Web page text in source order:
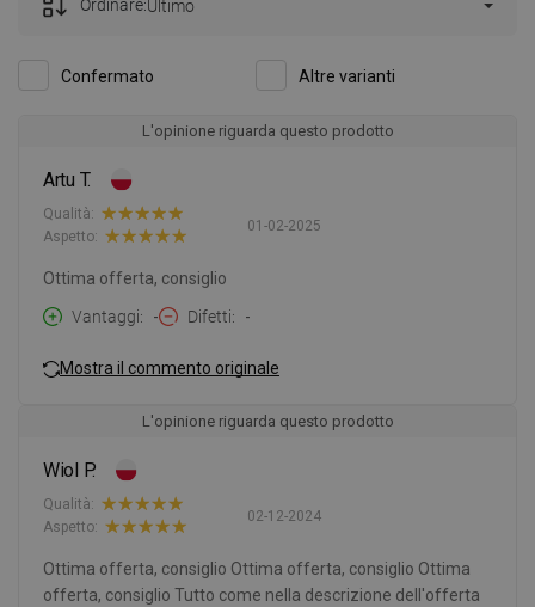
Confermato Altre varianti
Ordinare:Ultimo
L'opinione riguarda questo prodotto
Artu T.
01-02-2025
Qualità:
Aspetto:
Ottima offerta, consiglio
Vantaggi
- Difetti -
Mostra il commento originale
L'opinione riguarda questo prodotto
Wiol P.
02-12-2024
Qualità:
Aspetto:
Ottima offerta, consiglio Ottima offerta, consiglio Ottima
offerta, consiglio Tutto come nella descrizione dell'offerta